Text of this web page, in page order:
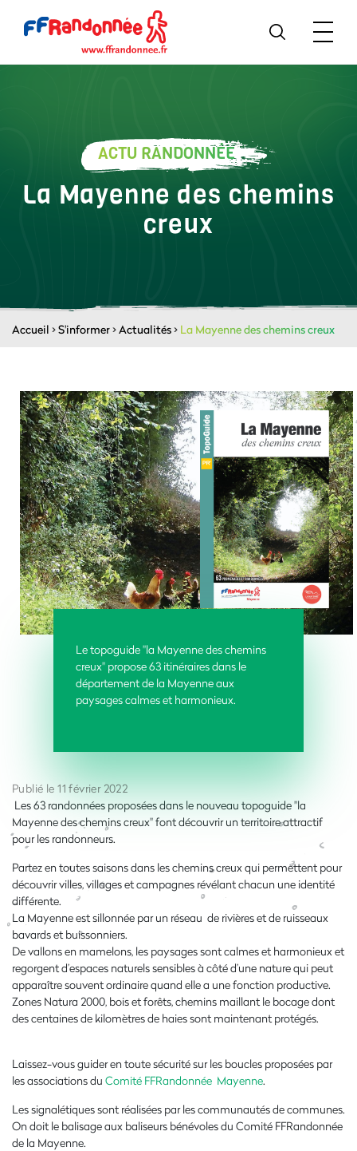
ACTU RANDONNÉE
La Mayenne des chemins
creux
Accueil >S'informer>Actualités> La Mayenne des chemins creux
Le topoguide "la Mayenne des chemins
creux" propose 63 itinéraires dans le
département de la Mayenne aux
paysages calmes et harmonieux.
Publié le 11 février 2022
Les63 randonnées proposées dans le nouveau topoguide "la
Mayenne des chemins creux" font découvrir un territoire attractif
pour les randonneurs.
Partez en toutes saisons dans les chemins creux qui permettent pour
découvrir villes, villages et campagnes révélant chacun une identité
différente.
La Mayenne est sillonnée par un réseau de rivières et de ruisseaux
bavards et buissonniers.
De vallons en mamelons, les paysages sont calmes et harmonieux et
regorgent d’espaces naturels sensibles à côté d’une nature qui peut
apparaître souvent ordinaire quand elle a une fonction productive.
Zones Natura 2000, bois et forêts, chemins maillant le bocage dont
des centaines de kilomètres de haies sont maintenant protégés.
Laissez-vous guider en toute sécurité sur les boucles proposées par
les associations du Comité FFRandonnée Mayenne.
Les signalétiques sont réalisées par les communautés de communes.
On doit le balisage aux baliseurs bénévoles du Comité FFRandonnée
de la Mayenne.